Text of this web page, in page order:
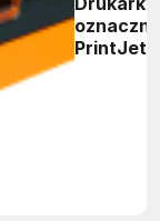
PrintJet